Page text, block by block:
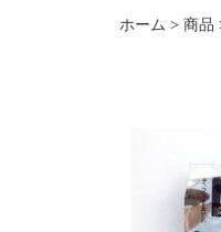
ホーム > 商品